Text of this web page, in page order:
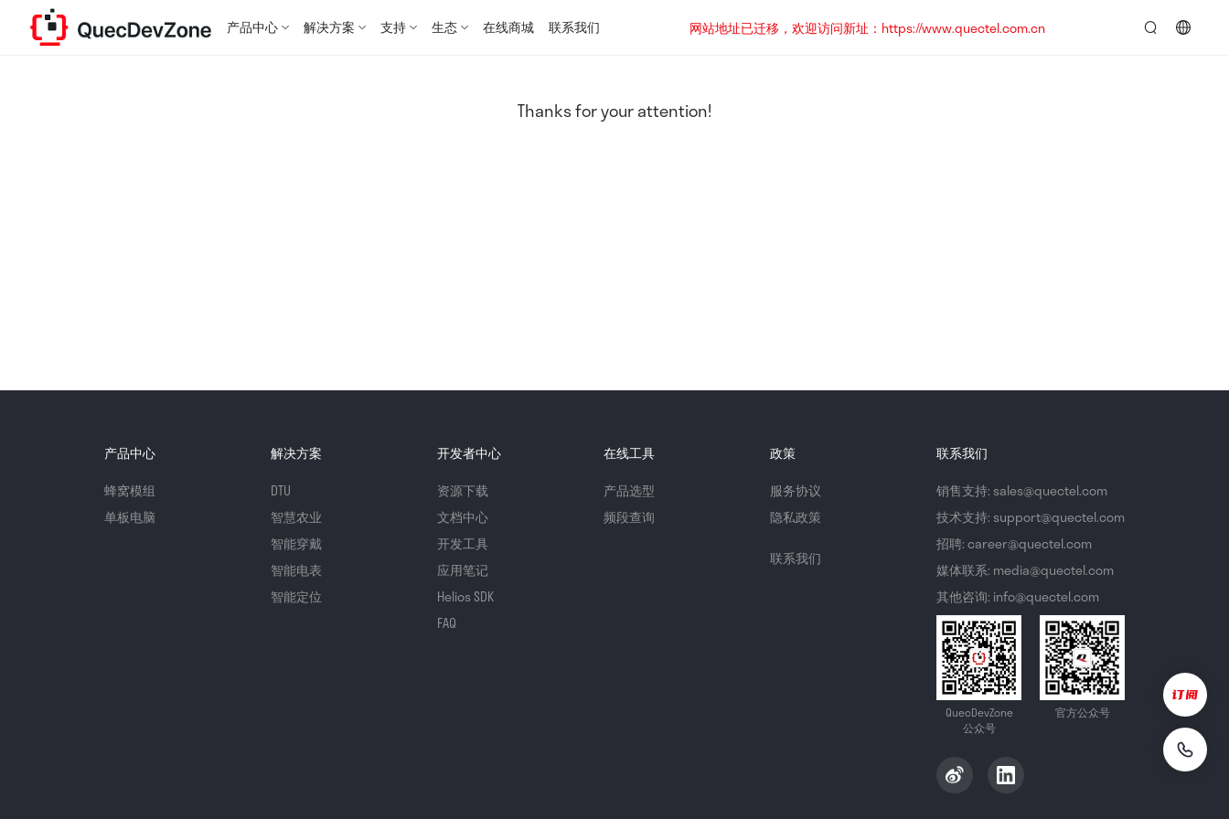
产品中心 解决方案 支持 生态 在线商城 联系我们
网站地址已迁移，欢迎访问新址：https://www.quectel.com.cn
Thanks for your attention!
产品中心
蜂窝模组
单板电脑
解决方案
DTU
智慧农业
智能穿戴
智能电表
智能定位
开发者中心
资源下载
文档中心
开发工具
应用笔记
Helios SDK
FAQ
在线工具
产品选型
频段查询
政策
服务协议
隐私政策
联系我们
联系我们
销售支持: sales@quectel.com
技术支持: support@quectel.com
招聘: career@quectel.com
媒体联系: media@quectel.com
其他咨询: info@quectel.com
QuecDevZone
公众号
官方公众号